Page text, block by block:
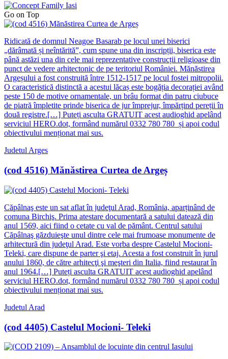
Go on Top
Ridicată de domnul Neagoe Basarab pe locul unei biserici
„dărâmată și neîntărită”, cum spune una din inscripții, biserica este
până astăzi una din cele mai reprezentative construcții religioase din
punct de vedere arhitectonic de pe teritoriul României. Mănăstirea
Argeșului a fost construită între 1512-1517 pe locul fostei mitropolii.
O caracteristică distinctă a acestui lăcaș este bogăția decorației având
peste 150 de motive ornamentale, un brâu format din patru ciubuce
de piatră împletite prinde biserica de jur împrejur, împărțind pereții în
două registre.[…] Puteți asculta GRATUIT acest audioghid apelând
serviciul HERO.dot, formând numărul 0332 780 780 și apoi codul
obiectivului menționat mai sus.
Judetul Arges
(cod 4516) Mănăstirea Curtea de Argeș
Căpâlnaş este un sat aflat în judeţul Arad, România, aparținând de
comuna Birchiş. Prima atestare documentară a satului datează din
anul 1569, aici fiind o cetate cu val de pământ. Centrul satului
Căpâlnaş găzduieşte unul dintre cele mai frumoase monumente de
arhitectură din judeţul Arad. Este vorba despre Castelul Mocioni-
Teleki, care dispune de parter şi etaj. Acesta a fost construit în jurul
anului 1860, de către arhitecţi şi meşteri din Italia, fiind restaurat în
anul 1964.[…] Puteți asculta GRATUIT acest audioghid apelând
serviciul HERO.dot, formând numărul 0332 780 780 și apoi codul
obiectivului menționat mai sus.
Judetul Arad
(cod 4405) Castelul Mocioni- Teleki